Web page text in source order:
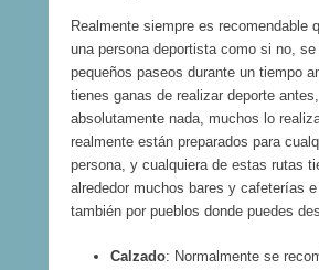
Realmente siempre es recomendable
una persona deportista como si no, se
pequeños paseos durante un tiempo
tienes ganas de realizar deporte
absolutamente nada, muchos lo
realmente están preparados para
persona, y cualquiera de estas rutas
alrededor muchos bares y cafeterías
también por pueblos donde puedes
Calzado: Normalmente se